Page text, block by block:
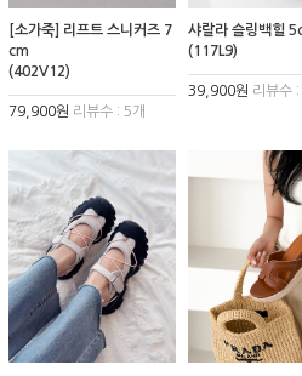
[소가죽] 리프트 스니커즈 7
cm
(402V12)
79,900원 리뷰수 : 5개
샤랄라 슬링백힐
(117L9)
39,900원 리뷰수